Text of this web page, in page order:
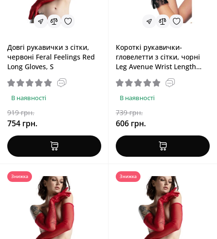
Довгі рукавички з сітки,
червоні Feral Feelings Red
Long Gloves, S
В наявності
919 грн.
754 грн.
Короткі рукавички-
гловелетти з сітки, чорні
Leg Avenue Wrist Length
Fingerless Gloves Black, One
Size
В наявності
739 грн.
606 грн.
Знижка Знижка